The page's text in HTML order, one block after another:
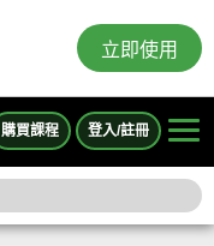
立即使用
購買課程 登入/註冊